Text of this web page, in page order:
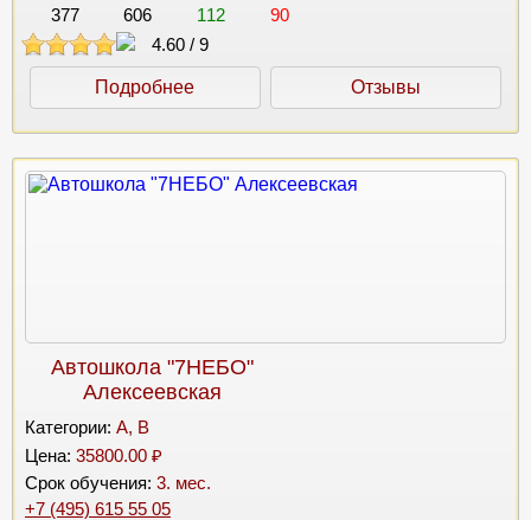
377
606 112
90
4.60 / 9
Подробнее Отзывы
Автошкола "7НЕБО"
Алексеевская
Категории: A, B
Цена: 35800.00 ₽
Срок обучения: 3. мес.
+7 (495) 615 55 05